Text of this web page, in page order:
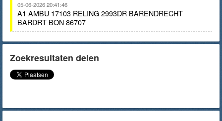
05-06-2026 20:41:46
A1 AMBU 17103 RELING 2993DR BARENDRECHT
BARDRT BON 86707
Zoekresultaten delen